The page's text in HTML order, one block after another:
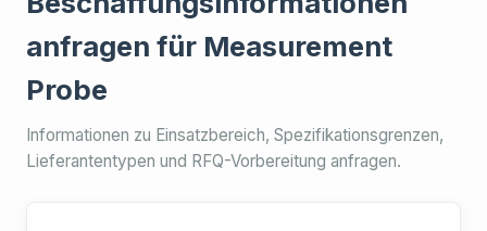
anfragen für Measurement
Probe
Informationen zu Einsatzbereich, Spezifikationsgrenzen,
Lieferantentypen und RFQ-Vorbereitung anfragen.